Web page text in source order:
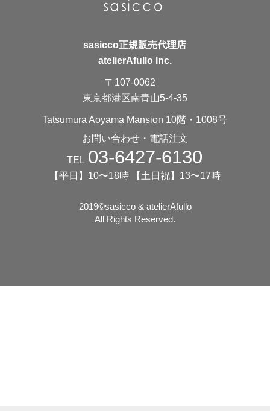
sasicco正規販売代理店
atelierAfullo Inc.
〒107-0062
東京都港区南青山5-4-35
Tatsumura Aoyama Mansion 10階・1008号
お問い合わせ・電話注文
TEL 03-6427-6130
【平日】10〜18時 【土日祝】13〜17時
2019©️sasicco & atelierAfullo
All Rights Reserved.